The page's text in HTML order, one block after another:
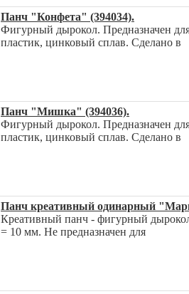
Панч "Конфета" (394034).
Фигурный дырокол. Предназначен
пластик, цинковый сплав. Сделано в
Панч "Мишка" (394036).
Фигурный дырокол. Предназначен
пластик, цинковый сплав. Сделано в
Панч креативный одинарный
Креативный панч - фигурный дырокол
= 10 мм. Не предназначен для